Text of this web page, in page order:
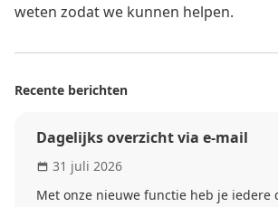
weten zodat we kunnen helpen.
Recente berichten
Dagelijks overzicht via e-mail
31 juli 2026
Met onze nieuwe functie heb je iedere